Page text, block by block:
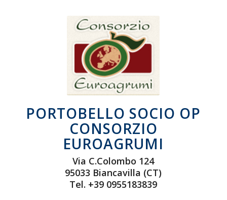
PORTOBELLO SOCIO OP
CONSORZIO
EUROAGRUMI
Via C.Colombo 124
95033 Biancavilla (CT)
Tel. +39 0955183839